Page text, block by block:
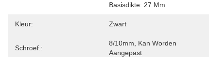
Basisdikte: 27 Mm
Kleur: Zwart
Schroef.:
8/10mm, Kan Worden
Aangepast